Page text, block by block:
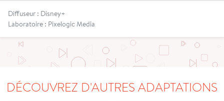
Diffuseur : Disney+
Laboratoire : Pixelogic Media
DÉCOUVREZ D'AUTRES ADAPTATIONS